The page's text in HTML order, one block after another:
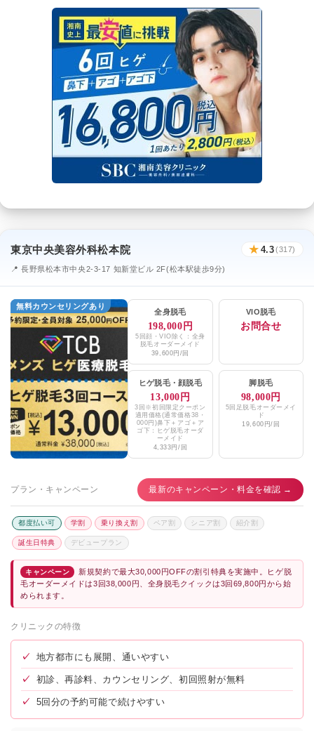
東京中央美容外科松本院 ★ 4.3(317)
📍 長野県松本市中央2-3-17 知新堂ビル 2F(松本駅徒歩9分)
無料カウンセリングあり
全身脱毛
198,000円
5回顔・VIO除く：全身
脱毛オーダーメイド
39,600円/回
VIO脱毛
お問合せ
ヒゲ脱毛・ 顔脱毛
13,000円
3回※初回限定クーポン
適用価格(通常価格38・
000円)鼻下＋アゴ＋ア
ゴ下：ヒゲ脱毛オーダ
ーメイド
4,333円/回
脚脱毛
98,000円
5回足脱毛オーダーメイ
ド
19,600円/回
プラン・キャンペーン 最新のキャンペーン・料金を確認 →
都度払い可 学割 乗り換え割 ペア割 シニア割 紹介割
誕生日特典 デビュープラン
キャンペーン
新規契約で最大30,000円OFFの割引特典を実施中。ヒゲ脱
毛オーダーメイドは3回38,000円、全身脱毛クイックは3回69,800円から始
められます。
クリニックの特徴
✓ 地方都市にも展開、通いやすい
✓ 初診、再診料、カウンセリング、初回照射が無料
✓ 5回分の予約可能で続けやすい